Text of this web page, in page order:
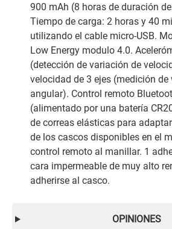
900 mAh (8 horas de duración
Tiempo de carga: 2 horas y 40
utilizando el cable micro-USB.
Low Energy modulo 4.0.
(detección de variación de
velocidad de 3 ejes (medición de
angular). Control remoto
(alimentado por una batería
de correas elásticas para
de los cascos disponibles en el
control remoto al manillar. 1
cara impermeable de muy alto
adherirse al casco.
OPINIONES